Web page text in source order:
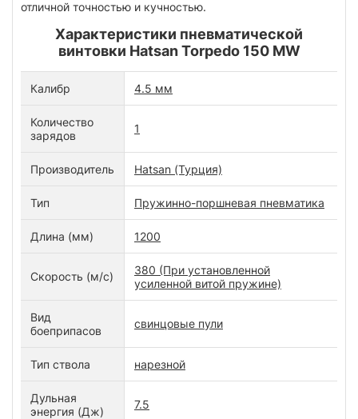
отличной точностью и кучностью.
Характеристики пневматической
винтовки Hatsan Torpedo 150 MW
Калибр 4.5 мм
Количество
зарядов
1
Производитель Hatsan (Турция)
Тип Пружинно-поршневая пневматика
Длина (мм) 1200
Скорость (м/с)
380 (При установленной
усиленной витой пружине)
Вид
боеприпасов
свинцовые пули
Тип ствола нарезной
Дульная
энергия (Дж)
7.5